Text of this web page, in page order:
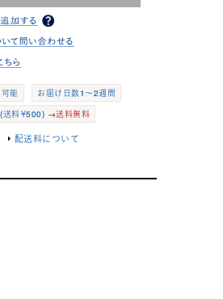
可能
お届け日数1～2週間
送料￥500) →送料無料
配送料について